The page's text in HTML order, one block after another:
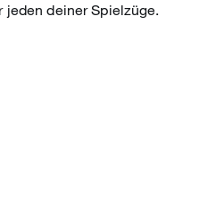
deiner Spielzüge.